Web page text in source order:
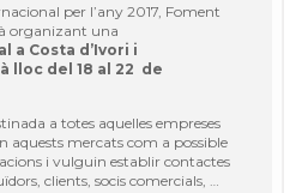
per l’any 2017, Foment
organizant una
a Costa d’Ivori i
lloc del 18 al 22 de
a totes aquelles empreses
aquests mercats com a possible
i vulguin establir contactes
clients, socis comercials, …